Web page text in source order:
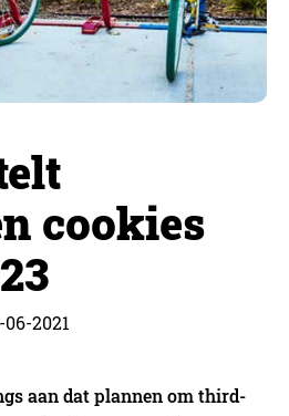
cookies
2021
aan dat plannen om third-